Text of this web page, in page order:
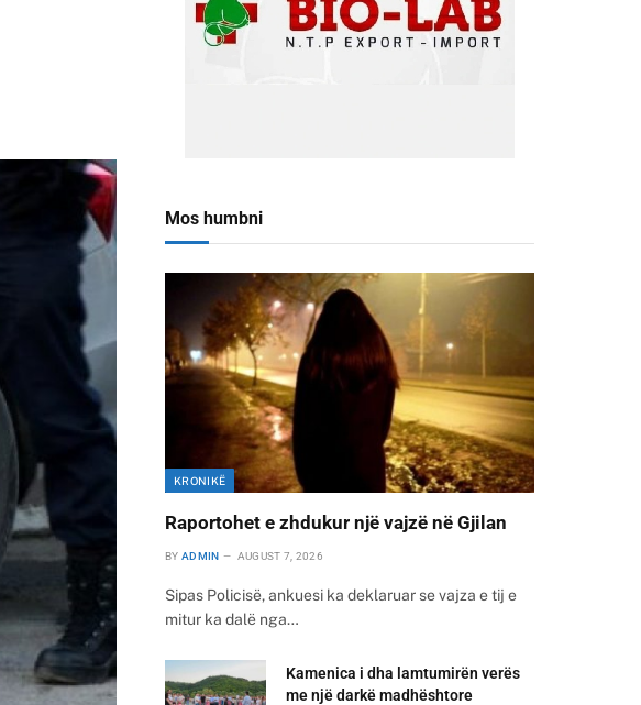
Mos humbni
KRONIKË
Raportohet e zhdukur një vajzë në Gjilan
BY ADMIN AUGUST 7, 2026
Sipas Policisë, ankuesi ka deklaruar se vajza e tij e
mitur ka dalë nga…
Kamenica i dha lamtumirën verës
me një darkë madhështore